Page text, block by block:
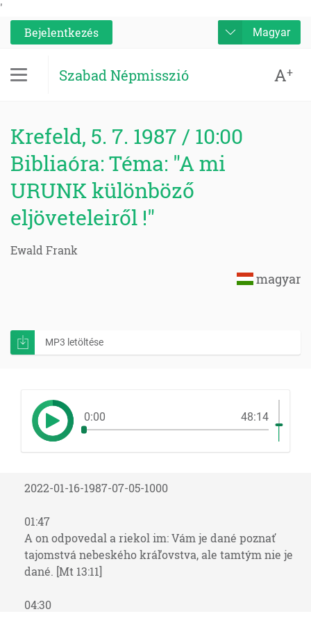
'
Bejelentkezés
Magyar
Szabad Népmisszió A+
Krefeld, 5. 7. 1987 / 10:00
Bibliaóra: Téma: "A mi
URUNK különböző
eljöveteleiről !"
Ewald Frank
magyar
MP3 letöltése
0:00 48:14
2022-01-16-1987-07-05-1000
01:47
A on odpovedal a riekol im: Vám je dané poznať
tajomstvá nebeského kráľovstva, ale tamtým nie je
dané. [Mt 13:11]
04:30